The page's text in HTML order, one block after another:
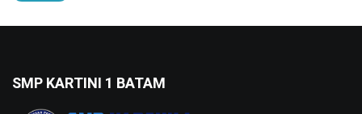
SMP KARTINI 1 BATAM